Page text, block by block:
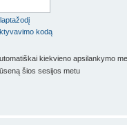
kodą
kiekvieno apsilankymo
šios sesijos metu